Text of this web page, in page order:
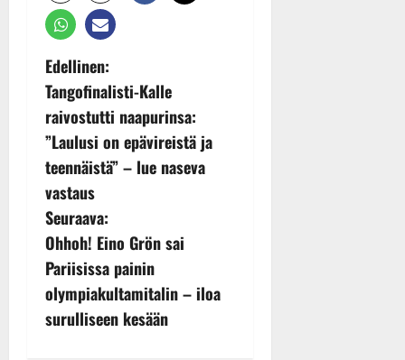
P
o
s
t
n
a
v
i
Edellinen:
Tangofinalisti-Kalle
raivostutti naapurinsa:
”Laulusi on epävireistä ja
teennäistä” – lue naseva
vastaus
Seuraava:
Ohhoh! Eino Grön sai
Pariisissa painin
olympiakultamitalin – iloa
surulliseen kesään